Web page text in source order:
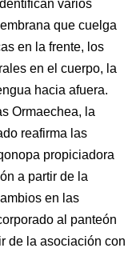
varios
que cuelga
en la frente, los
en el cuerpo, la
hacia afuera.
Ormaechea, la
reafirma las
propiciadora
a partir de la
en las
al panteón
de la asociación con